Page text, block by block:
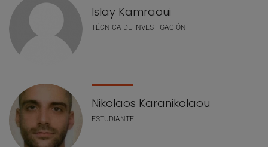
Islay Kamraoui
TÉCNICA DE INVESTIGACIÓN
Nikolaos Karanikolaou
ESTUDIANTE